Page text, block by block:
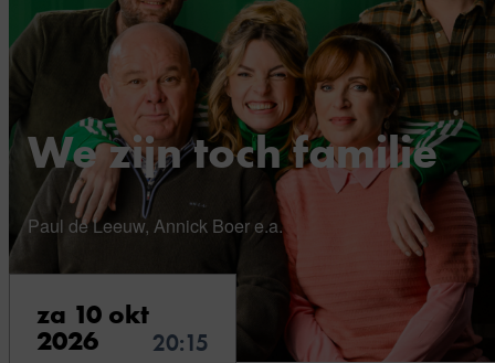
We zijn toch familie
Paul de Leeuw, Annick Boer e.a.
za 10 okt
2026 20:15